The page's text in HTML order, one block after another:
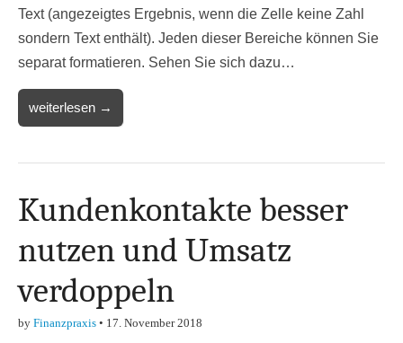
Text (angezeigtes Ergebnis, wenn die Zelle keine Zahl
sondern Text enthält). Jeden dieser Bereiche können Sie
separat formatieren. Sehen Sie sich dazu…
weiterlesen →
Kundenkontakte besser
nutzen und Umsatz
verdoppeln
by Finanzpraxis • 17. November 2018